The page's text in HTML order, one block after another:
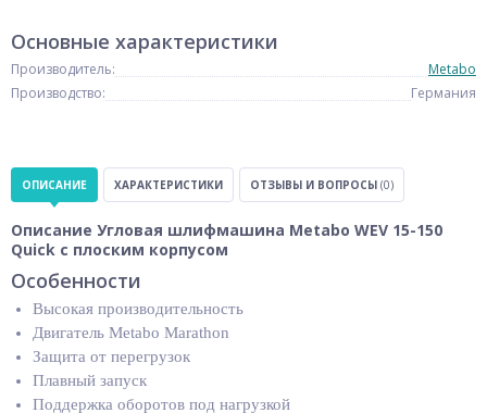
Основные характеристики
Производитель:
Metabo
Производство:
Германия
ОПИСАНИЕ ХАРАКТЕРИСТИКИ ОТЗЫВЫ И ВОПРОСЫ (0)
Описание Угловая шлифмашина Metabo WEV 15-150
Quick с плоским корпусом
Особенности
Высокая производительность
Двигатель Metabo Marathon
Защита от перегрузок
Плавный запуск
Поддержка оборотов под нагрузкой